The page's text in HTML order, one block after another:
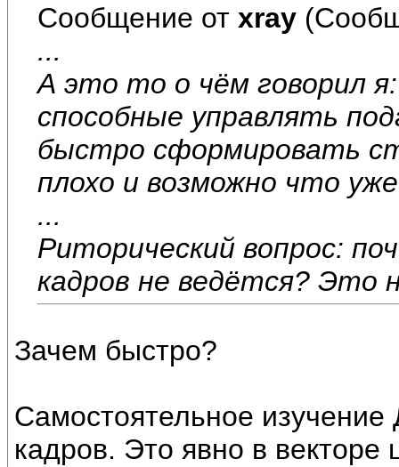
Сообщение от xray
...
А это то о чём говорил
способные управлять
быстро сформировать
плохо и возможно что
...
Риторический вопрос:
кадров не ведётся? Это
Зачем быстро?
Самостоятельное
кадров. Это явно в векторе